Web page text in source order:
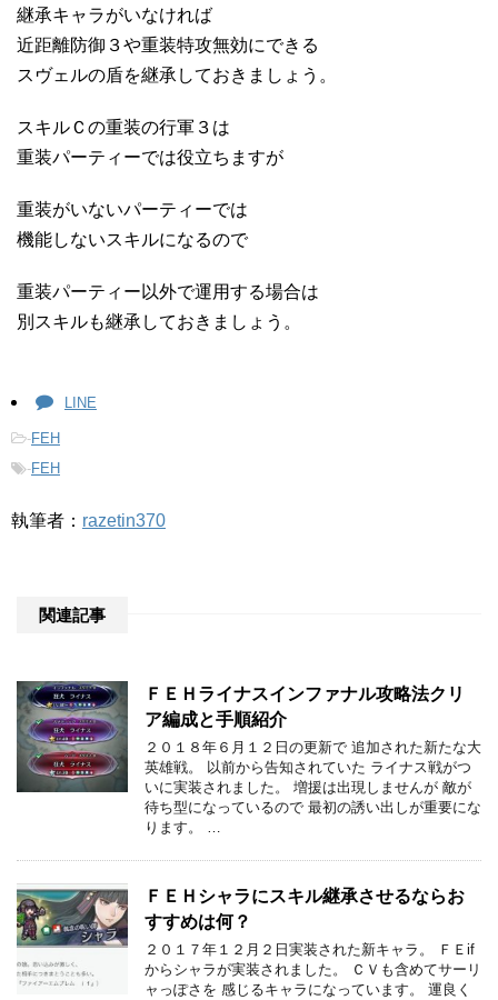
継承キャラがいなければ
近距離防御３や重装特攻無効にできる
スヴェルの盾を継承しておきましょう。
スキルＣの重装の行軍３は
重装パーティーでは役立ちますが
重装がいないパーティーでは
機能しないスキルになるので
重装パーティー以外で運用する場合は
別スキルも継承しておきましょう。
LINE
-FEH
-FEH
執筆者： razetin370
関連記事
ＦＥＨライナスインファナル攻略法クリ
ア編成と手順紹介
２０１８年６月１２日の更新で 追加された新たな大
英雄戦。 以前から告知されていた ライナス戦がつ
いに実装されました。 増援は出現しませんが 敵が
待ち型になっているので 最初の誘い出しが重要にな
ります。 …
ＦＥＨシャラにスキル継承させるならお
すすめは何？
２０１７年１２月２日実装された新キャラ。 ＦＥif
からシャラが実装されました。 ＣＶも含めてサーリ
ャっぽさを 感じるキャラになっています。 運良く